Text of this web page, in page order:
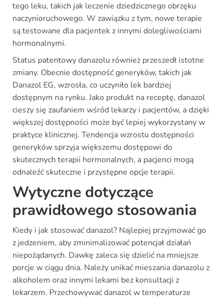
tego leku, takich jak leczenie dziedzicznego obrzęku
naczynioruchowego. W zawiązku z tym, nowe terapie
są testowane dla pacjentek z innymi dolegliwościami
hormonalnymi.
Status patentowy danazolu również przeszedł istotne
zmiany. Obecnie dostępność generyków, takich jak
Danazol EG, wzrosła, co uczyniło lek bardziej
dostępnym na rynku. Jako produkt na receptę, danazol
cieszy się zaufaniem wśród lekarzy i pacjentów, a dzięki
większej dostępności może być lepiej wykorzystany w
praktyce klinicznej. Tendencja wzrostu dostępności
generyków sprzyja większemu dostępowi do
skutecznych terapii hormonalnych, a pacjenci mogą
odnaleźć skuteczne i przystępne opcje terapii.
Wytyczne dotyczące
prawidłowego stosowania
Kiedy i jak stosować danazol? Najlepiej przyjmować go
z jedzeniem, aby zminimalizować potencjał działań
niepożądanych. Dawkę zaleca się dzielić na mniejsze
porcje w ciągu dnia. Należy unikać mieszania danazolu z
alkoholem oraz innymi lekami bez konsultacji z
lekarzem. Przechowywać danazol w temperaturze